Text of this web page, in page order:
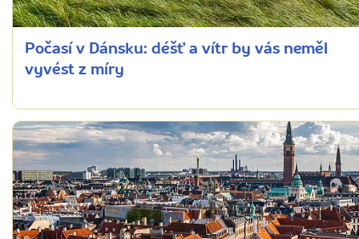
Počasí v Dánsku: déšť a vítr by vás neměl
vyvést z míry